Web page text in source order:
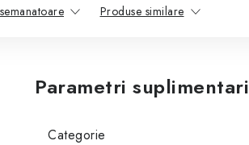
Produse similare
Parametri suplimentari
Categorie